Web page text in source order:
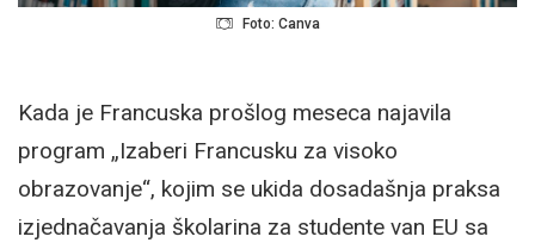
Foto: Canva
Kada je Francuska prošlog meseca najavila
program „Izaberi Francusku za visoko
obrazovanje“, kojim se ukida dosadašnja praksa
izjednačavanja školarina za studente van EU sa